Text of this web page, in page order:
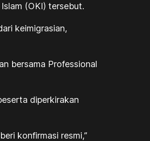
(OKI) tersebut.
keimigrasian,
bersama Professional
diperkirakan
konfirmasi resmi,”